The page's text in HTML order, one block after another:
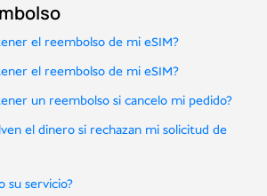
el reembolso de mi eSIM?
el reembolso de mi eSIM?
un reembolso si cancelo mi pedido?
el dinero si rechazan mi solicitud de
su servicio?